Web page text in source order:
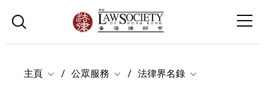
主頁 公眾服務 法律界名錄